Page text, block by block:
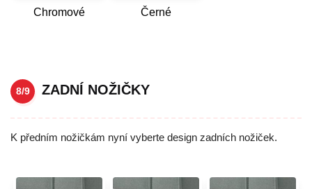
Chromové Černé
8/9 ZADNÍ NOŽIČKY
K předním nožičkám nyní vyberte design zadních nožiček.